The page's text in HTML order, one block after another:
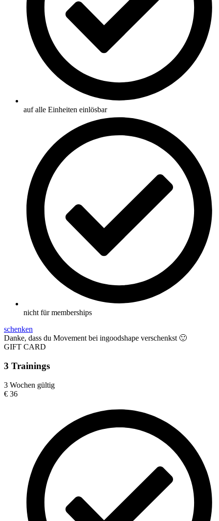
auf alle Einheiten einlösbar
nicht für memberships
schenken
Danke, dass du Movement bei ingoodshape verschenkst 🙂
GIFT CARD
3 Trainings
3 Wochen gültig
€ 36